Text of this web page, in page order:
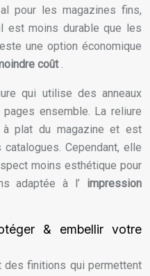
pour les magazines fins,
est moins durable que les
une option économique
coût.
qui utilise des anneaux
ensemble. La reliure
à plat du magazine et est
Cependant, elle
moins esthétique pour
adaptée à l’ impression
& embellir votre
finitions qui permettent